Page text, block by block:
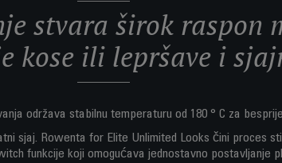
stvara širok raspon
kose ili lepršave i
održava stabilnu temperaturu od 180 ° C za
sjaj. Rowenta for Elite Unlimited Looks čini proces
funkcije koji omogućava jednostavno postavljanje